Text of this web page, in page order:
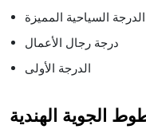
درجة رجال الأعمال
الدرجة الأولى
الجوية الهندية